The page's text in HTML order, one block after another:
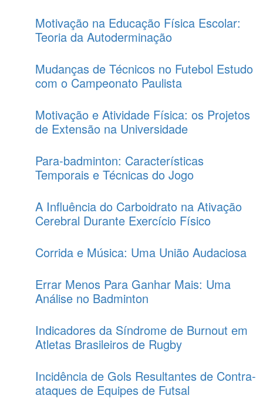
Motivação na Educação Física Escolar:
Teoria da Autoderminação
Mudanças de Técnicos no Futebol Estudo
com o Campeonato Paulista
Motivação e Atividade Física: os Projetos
de Extensão na Universidade
Para-badminton: Características
Temporais e Técnicas do Jogo
A Influência do Carboidrato na Ativação
Cerebral Durante Exercício Físico
Corrida e Música: Uma União Audaciosa
Errar Menos Para Ganhar Mais: Uma
Análise no Badminton
Indicadores da Síndrome de Burnout em
Atletas Brasileiros de Rugby
Incidência de Gols Resultantes de Contra-
ataques de Equipes de Futsal